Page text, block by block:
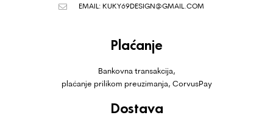
EMAIL: KUKY69DESIGN@GMAIL.COM
Plaćanje
Bankovna transakcija,
plaćanje prilikom preuzimanja, CorvusPay
Dostava